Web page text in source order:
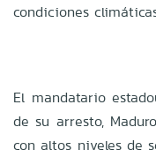
condiciones
El mandatario
de su arresto,
con altos niveles de